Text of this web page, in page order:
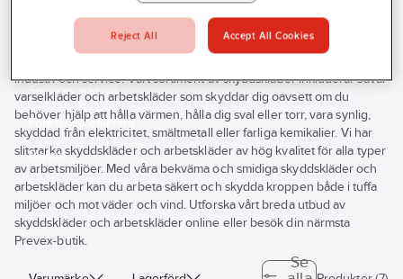
Kontakta oss
Profilshop
Serviceverkstad
Företagsprofilering
Movab
Behöver du skyddskläder när du arbetar? Vi på Prevex hjälper dig
industri och service. Vårt sortiment av skyddskläder inkluderar såväl
varselkläder och arbetskläder som skyddar dig oavsett om du
behöver hjälp att hålla värmen, hålla dig sval eller torr, vara synlig,
skyddad från elektricitet, smältmetall eller farliga kemikalier. Vi har
slitstarka skyddskläder och arbetskläder av hög kvalitet för alla typer
av arbetsmiljöer. Med våra bekväma och smidiga skyddskläder och
arbetskläder kan du arbeta säkert och skydda kroppen både i tuffa
miljöer och mot väder och vind. Utforska vårt breda utbud av
skyddskläder och arbetskläder online eller besök din närmsta
Prevex-butik.
Se
Reject All Accept All Cookies